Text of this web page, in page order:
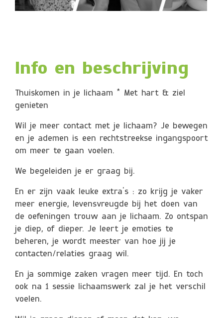
Info en beschrijving
Thuiskomen in je lichaam * Met hart & ziel
genieten
Wil je meer contact met je lichaam? Je bewegen
en je ademen is een rechtstreekse ingangspoort
om meer te gaan voelen.
We begeleiden je er graag bij.
En er zijn vaak leuke extra’s : zo krijg je vaker
meer energie, levensvreugde bij het doen van
de oefeningen trouw aan je lichaam. Zo ontspan
je diep, of dieper. Je leert je emoties te
beheren, je wordt meester van hoe jij je
contacten/relaties graag wil.
En ja sommige zaken vragen meer tijd. En toch
ook na 1 sessie lichaamswerk zal je het verschil
voelen.